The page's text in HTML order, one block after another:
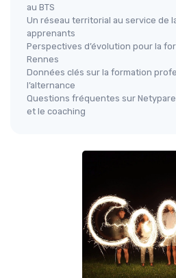
au BTS
Un réseau territorial au service de
apprenants
Perspectives d’évolution pour la
Rennes
Données clés sur la formation
l’alternance
Questions fréquentes sur
et le coaching